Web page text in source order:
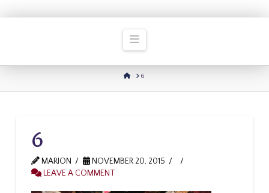
Navigation
HOME
6
6
MARION
NOVEMBER 20, 2015
LEAVE A COMMENT